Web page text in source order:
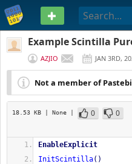
PASTEBIN
Example Scintilla
AZJIO JAN 3RD,
Not a member of
18.53 KB | None | 0
0
EnableExplicit
InitScintilla( )